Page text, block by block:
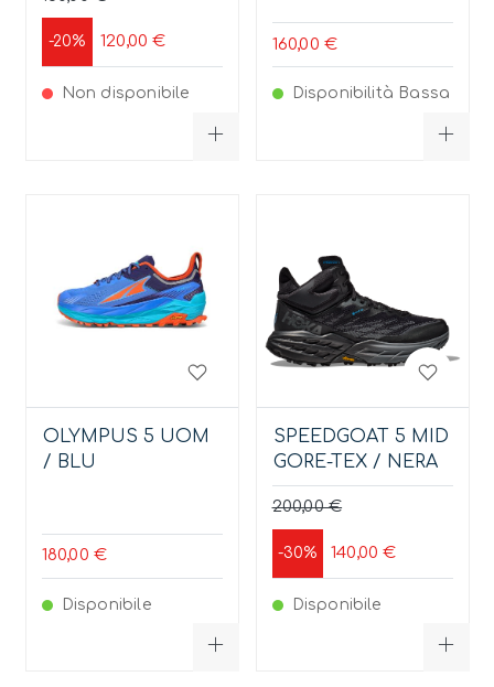
-20% 120,00 €
Non disponibile
160,00 €
Disponibilità Bassa
OLYMPUS 5 UOM
/ BLU
180,00 €
Disponibile
SPEEDGOAT 5 MID
GORE-TEX / NERA
200,00 €
-30% 140,00 €
Disponibile